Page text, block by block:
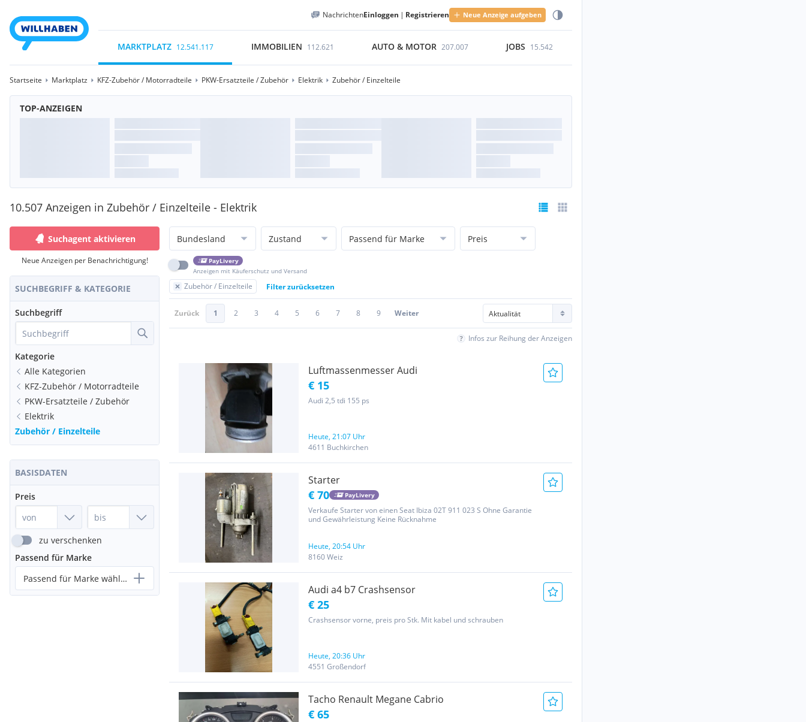
NachrichtenEinloggen | Registrieren Neue Anzeige aufgeben
MARKTPLATZ 12.541.117 IMMOBILIEN 112.621 AUTO & MOTOR 207.007 JOBS 15.542
Startseite Marktplatz KFZ-Zubehör / Motorradteile PKW-Ersatzteile / Zubehör Elektrik Zubehör / Einzelteile
TOP-ANZEIGEN
10.507 Anzeigen in Zubehör / Einzelteile - Elektrik
Suchagent aktivieren
Neue Anzeigen per Benachrichtigung!
SUCHBEGRIFF & KATEGORIE
Suchbegriff
Kategorie
Alle Kategorien
KFZ-Zubehör / Motorradteile
PKW-Ersatzteile / Zubehör
Elektrik
Zubehör / Einzelteile
BASISDATEN
Preis
zu verschenken
Passend für Marke
Passend für Marke wählen...
Bundesland Zustand Passend für Marke Preis
PayLivery
Anzeigen mit Käuferschutz und Versand
Zubehör / Einzelteile Filter zurücksetzen
Zurück 1 2 3 4 5 6 7 8 9 Weiter
Infos zur Reihung der Anzeigen
Luftmassenmesser Audi
€ 15
Audi 2,5 tdi 155 ps
Heute, 21:07 Uhr
4611 Buchkirchen
Starter
€ 70 PayLivery
Verkaufe Starter von einen Seat Ibiza 02T 911 023 S Ohne Garantie
und Gewährleistung Keine Rücknahme
Heute, 20:54 Uhr
8160 Weiz
Audi a4 b7 Crashsensor
€ 25
Crashsensor vorne, preis pro Stk. Mit kabel und schrauben
Heute, 20:36 Uhr
4551 Großendorf
Tacho Renault Megane Cabrio
€ 65